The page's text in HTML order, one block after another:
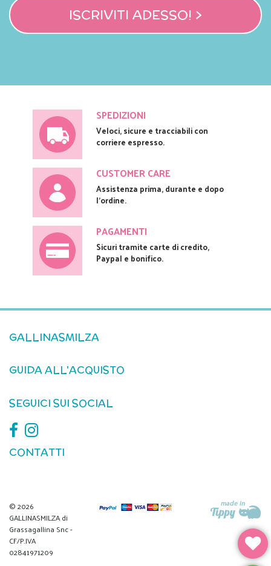
ISCRIVITI ADESSO! >
SPEDIZIONI
Veloci, sicure e tracciabili con
corriere espresso.
CUSTOMER CARE
Assistenza prima, durante e dopo
l'ordine.
PAGAMENTI
Sicuri tramite carte di credito,
Paypal e bonifico.
GALLINASMILZA
GUIDA ALL'ACQUISTO
SEGUICI SUI SOCIAL
CONTATTI
© 2026
GALLINASMILZA di
Grassagallina Snc -
CF/P.IVA
02841971209